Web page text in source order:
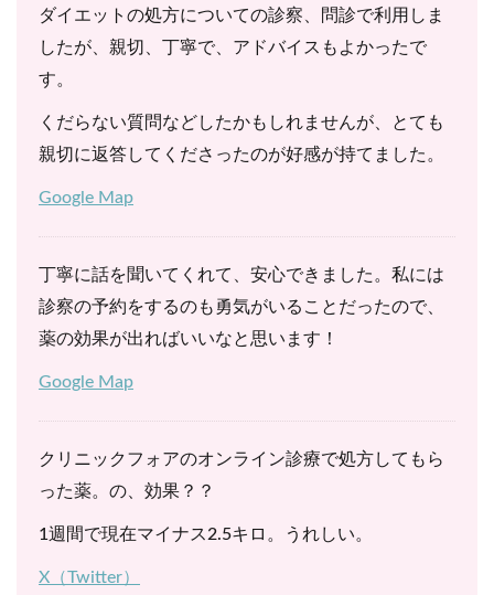
ダイエットの処方についての診察、問診で利用しま
したが、親切、丁寧で、アドバイスもよかったで
す。
くだらない質問などしたかもしれませんが、とても
親切に返答してくださったのが好感が持てました。
Google Map
丁寧に話を聞いてくれて、安心できました。私には
診察の予約をするのも勇気がいることだったので、
薬の効果が出ればいいなと思います！
Google Map
クリニックフォアのオンライン診療で処方してもら
った薬。の、効果？？
1週間で現在マイナス2.5キロ。うれしい。
X（Twitter）